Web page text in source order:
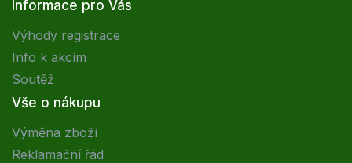
Informace pro Vás
Výhody registrace
Info k akcím
Soutěž
Vše o nákupu
Výměna zboží
Reklamační řád